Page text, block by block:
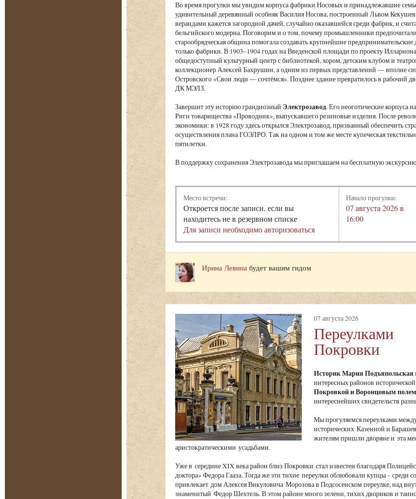
Во время прогулки мы увидим корпуса фабрики Носовых и принадлежавшие
удивительный деревянный особняк Василия Носова, построенный Львом
верандами кажется загородной дачей, случайно оказавшейся среди фабрик, и
бельгийского модерна. Поговорим и о том, почему промышленники
старообрядческая община помогала создавать крупнейшие
только фабрики. В 1903–1904 годах на Введенской площади по проекту
общедоступный культурный центр с библиотекой, хором, детским клубом и
коллекционер Алексей Бахрушин, а одним из первых представлений — вполне
Островского «Свои люди — сочтёмся». Позднее здание превратилось в рабочий
ДК МЭЛЗ.
Завершит эту историю грандиозный Электрозавод. Его неоготические корпуса
Риги товарищества «Проводник», выпускавшего резиновые изделия. После
экономики: в 1928 году здесь открылся Электрозавод, призванный обеспечить
осуществления плана ГОЭЛРО. Так на одном и том же месте купеческая
пятилетки.
В поддержку сохранения Электрозавода мы приглашаем на бесплатную
Место встречи:
Откроется после записи, если вы
находитесь не в резервном списке
Для записи необходимо авторизоваться
Начало прогулки:
07 августа 2026 в
16:00
Ирина Левина будет вашим гидом
07 августа 2026
Переулками
Покровки
Историк Мария Подъяпольская
интересных районов
Покровкой и Воронцовым полем
интереснейших свидетельств
Мы прогуляемся переулками
исторических Казенной и
жителям пришли дворяне и эта
аристократическими усадьбами.
Уже в середине XIX века район близ Покровки стал известен благодаря
доктора» Федора Гааза. Тогда же эти тихие переулки облюбовали купцы - среди
привлекает дом Алексея Викуловича Морозова в Подсосенском переулке, над
знаменитый Федор Шехтель. В этом районе много зелени, тихих двориков и